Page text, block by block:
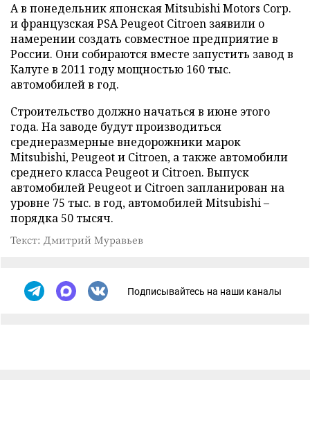
А в понедельник японская Mitsubishi Motors Corp.
и французская PSA Peugeot Citroen заявили о
намерении создать совместное предприятие в
России. Они собираются вместе запустить завод в
Калуге в 2011 году мощностью 160 тыс.
автомобилей в год.
Строительство должно начаться в июне этого
года. На заводе будут производиться
среднеразмерные внедорожники марок
Mitsubishi, Peugeot и Citroen, а также автомобили
среднего класса Peugeot и Citroen. Выпуск
автомобилей Peugeot и Citroen запланирован на
уровне 75 тыс. в год, автомобилей Mitsubishi –
порядка 50 тысяч.
Текст: Дмитрий Муравьев
Подписывайтесь на наши каналы